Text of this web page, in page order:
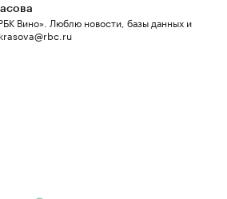
Вино». Люблю новости, базы данных и